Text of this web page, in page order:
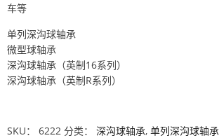
车等
单列深沟球轴承
微型球轴承
深沟球轴承（英制16系列）
深沟球轴承（英制R系列）
SKU： 6222 分类： 深沟球轴承, 单列深沟球轴承